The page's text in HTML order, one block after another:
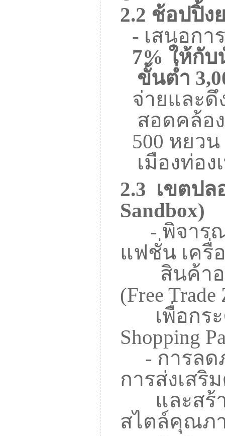
2.2 ช้อปปิ้ง
- เสนอกา
7% ให้กับ
ขั้นต่ำ
จ่ายและ
สอดคล้อ
500 หยว
เมืองท่อง
2.3 เขตป
Sandbox)
- พิจาร
แฟชั่น เครื่
สินค้าอเ
(Free Trade
เพื่อกระ
Shopping
- การล
การส่งเสริ
และสร้า
สไตล์คุณภ